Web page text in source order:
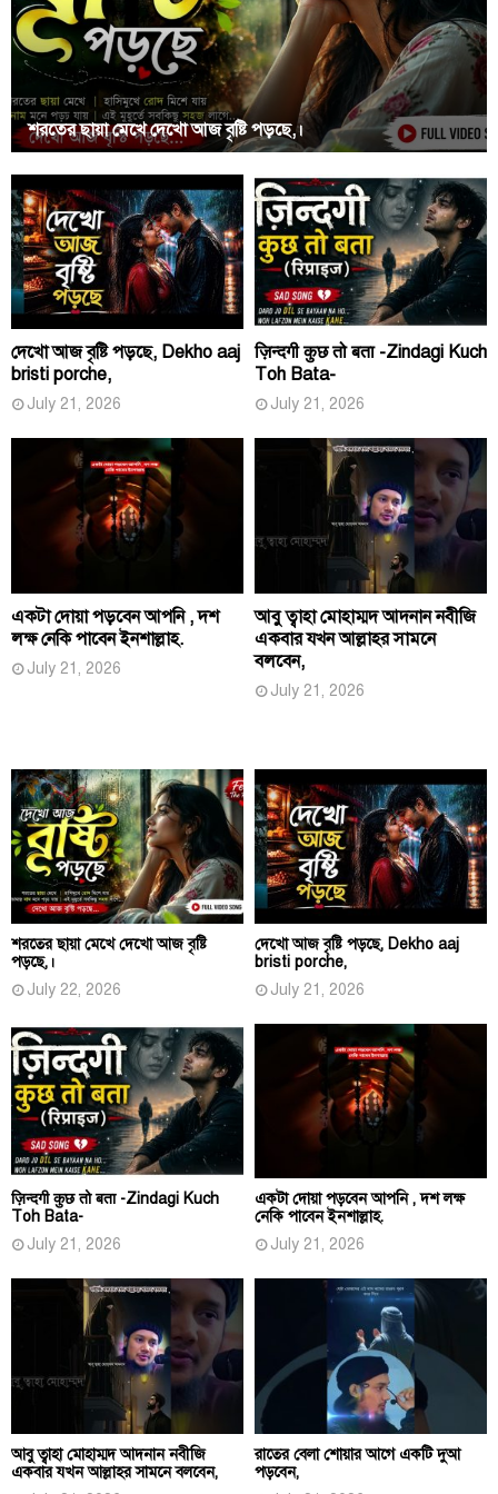
শরতের ছায়া মেখে দেখো আজ বৃষ্টি পড়ছে,।
দেখো আজ বৃষ্টি পড়ছে, Dekho aaj
bristi porche,
July 21, 2026
ज़िन्दगी कुछ तो बता -Zindagi Kuch
Toh Bata-
July 21, 2026
একটা দোয়া পড়বেন আপনি , দশ
লক্ষ নেকি পাবেন ইনশাল্লাহ.
July 21, 2026
আবু ত্বাহা মোহাম্মদ আদনান নবীজি
একবার যখন আল্লাহর সামনে
বলবেন,
July 21, 2026
শরতের ছায়া মেখে দেখো আজ বৃষ্টি
পড়ছে,।
July 22, 2026
দেখো আজ বৃষ্টি পড়ছে, Dekho aaj
bristi porche,
July 21, 2026
ज़िन्दगी कुछ तो बता -Zindagi Kuch
Toh Bata-
July 21, 2026
একটা দোয়া পড়বেন আপনি , দশ লক্ষ
নেকি পাবেন ইনশাল্লাহ.
July 21, 2026
আবু ত্বাহা মোহাম্মদ আদনান নবীজি
একবার যখন আল্লাহর সামনে বলবেন,
রাতের বেলা শোয়ার আগে একটি দুআ
পড়বেন,